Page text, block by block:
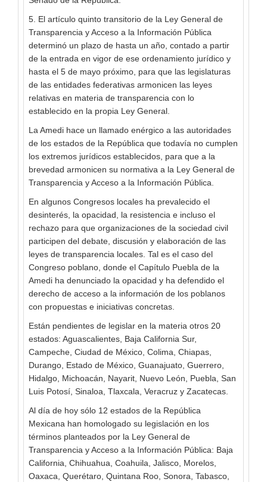
5. El artículo quinto transitorio de la Ley General de
Transparencia y Acceso a la Información Pública
determinó un plazo de hasta un año, contado a partir
de la entrada en vigor de ese ordenamiento jurídico y
hasta el 5 de mayo próximo, para que las legislaturas
de las entidades federativas armonicen las leyes
relativas en materia de transparencia con lo
establecido en la propia Ley General.
La Amedi hace un llamado enérgico a las autoridades
de los estados de la República que todavía no cumplen
los extremos jurídicos establecidos, para que a la
brevedad armonicen su normativa a la Ley General de
Transparencia y Acceso a la Información Pública.
En algunos Congresos locales ha prevalecido el
desinterés, la opacidad, la resistencia e incluso el
rechazo para que organizaciones de la sociedad civil
participen del debate, discusión y elaboración de las
leyes de transparencia locales. Tal es el caso del
Congreso poblano, donde el Capítulo Puebla de la
Amedi ha denunciado la opacidad y ha defendido el
derecho de acceso a la información de los poblanos
con propuestas e iniciativas concretas.
Están pendientes de legislar en la materia otros 20
estados: Aguascalientes, Baja California Sur,
Campeche, Ciudad de México, Colima, Chiapas,
Durango, Estado de México, Guanajuato, Guerrero,
Hidalgo, Michoacán, Nayarit, Nuevo León, Puebla, San
Luis Potosí, Sinaloa, Tlaxcala, Veracruz y Zacatecas.
Al día de hoy sólo 12 estados de la República
Mexicana han homologado su legislación en los
términos planteados por la Ley General de
Transparencia y Acceso a la Información Pública: Baja
California, Chihuahua, Coahuila, Jalisco, Morelos,
Oaxaca, Querétaro, Quintana Roo, Sonora, Tabasco,